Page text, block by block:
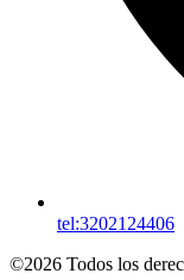
tel:3202124406
©2026 Todos los